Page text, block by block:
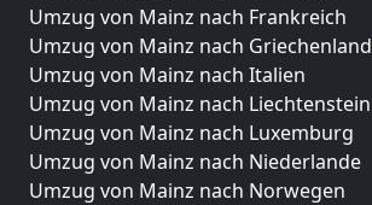
Umzug von Mainz nach Frankreich
Umzug von Mainz nach Griechenland
Umzug von Mainz nach Italien
Umzug von Mainz nach Liechtenstein
Umzug von Mainz nach Luxemburg
Umzug von Mainz nach Niederlande
Umzug von Mainz nach Norwegen